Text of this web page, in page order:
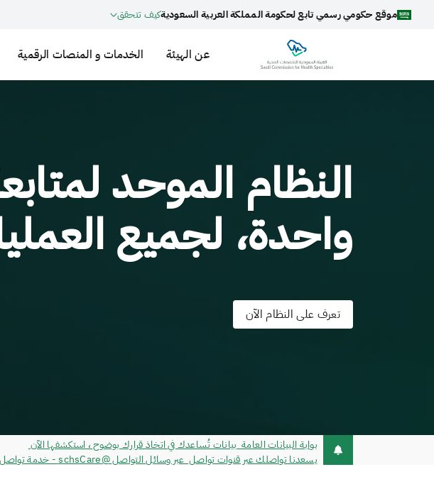
موقع حكومي رسمي تابع لحكومة المملكة العربية السعوديةكيف تتحقق
عن الهيئة الخدمات و المنصات الرقمية
النظام الموحد
واحدة، لجميع
تعرف على النظام الآن
يسعدنا تواصلك عبر قنوات تواصل عبر وسائل التواصل @schsCare - خدمة تواصل - مركز الاتصال 920019393